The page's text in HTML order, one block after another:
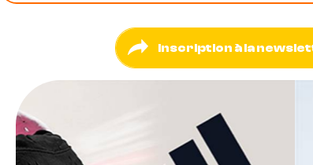
Inscription à la
Précédent